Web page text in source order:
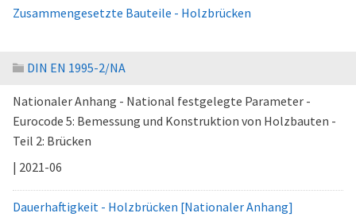
Zusammengesetzte Bauteile - Holzbrücken
DIN EN 1995-2/NA
Nationaler Anhang - National festgelegte Parameter -
Eurocode 5: Bemessung und Konstruktion von Holzbauten -
Teil 2: Brücken
| 2021-06
Dauerhaftigkeit - Holzbrücken [Nationaler Anhang]